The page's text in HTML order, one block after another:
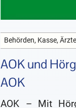
Behörden, Kasse, Ärzte
AOK und
AOK
AOK – Mit